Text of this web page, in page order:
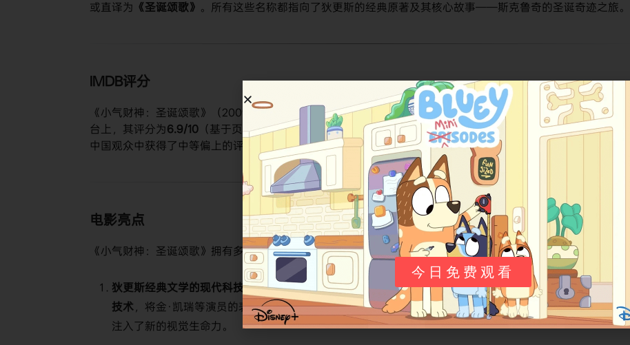
或直译为​ ​《圣诞颂歌》​ ​。所有这些名称都指向了狄更斯的经典原著及其核心故事——斯克鲁奇的圣诞奇迹之旅。
IMDB评分
《小气财神：圣诞颂歌》（2009）在IMDb上的标识为tt1067106，其评分为​​6.8/10​​（基于页面信息）。在​ ​豆瓣​
台上，其评分为​​6.9/10​ ​（基于页面信息）。评分分布显示，给予3星和4星的评价占比最高，表明影片在全球及
中国观众中获得了中等偏上的评价。
电影亮点
《小气财神：圣诞颂歌》拥有多个引人入胜的亮点，使其成为一部独特的节日动画改编作品：
​狄更斯经典文学的现代科技化呈现​​：影片​​忠实于狄更斯原著的灵魂与核心情节​​，同时​​借助先进的“表演捕捉”
技术​ ​，将金·凯瑞等演员的表演精准转化为数字动画角色，​ ​使得人物表情和动作异常丰富细腻​​，为经典故事
注入了新的视觉生命力。
今日免费观看